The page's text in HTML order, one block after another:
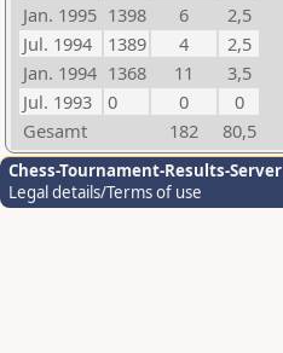
Jan. 1995 1398 6
2,5
Jul. 1994
1389 4
2,5
Jan. 1994 1368 11
3,5
Jul. 1993
0 0
0
Gesamt
182 80,5
Chess-Tournament-Results-Server
Legal details/Terms of use